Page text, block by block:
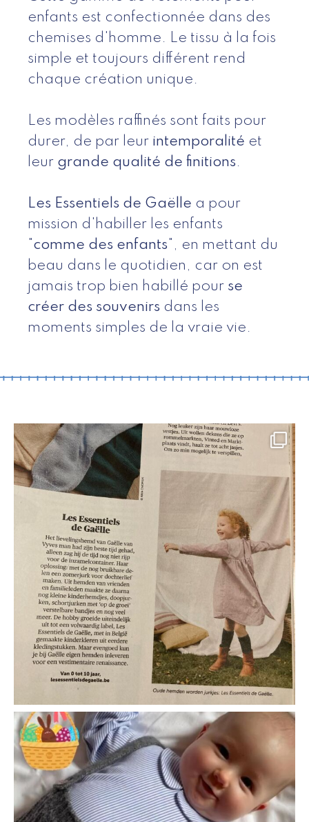
enfants est confectionnée dans des
chemises d'homme. Le tissu à la fois
simple et toujours différent rend
chaque création unique.
Les modèles raffinés sont faits pour
durer, de par leur intemporalité et
leur grande qualité de finitions.
Les Essentiels de Gaëlle a pour
mission d'habiller les enfants
"comme des enfants", en mettant du
beau dans le quotidien, car on est
jamais trop bien habillé pour se
créer des souvenirs dans les
moments simples de la vraie vie.